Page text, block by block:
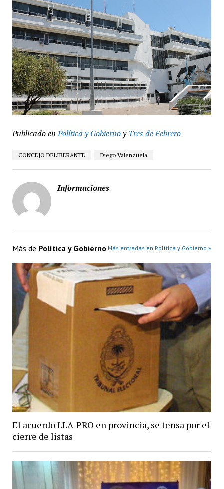
Publicado en Política y GobiernoyTres de Febrero
CONCEJO DELIBERANTE Diego Valenzuela
Informaciones
Más de Política y Gobierno Más entradas en Política y Gobierno »
El acuerdo LLA-PRO en provincia, se tensa por el
cierre de listas